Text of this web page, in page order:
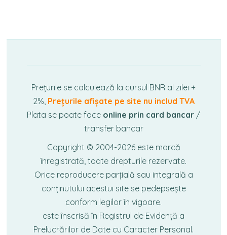
Prețurile se calculează la cursul BNR al zilei +
2%, Prețurile afișate pe site nu includ TVA
Plata se poate face online prin card bancar /
transfer bancar
Copyright © 2004-2026 este marcă
înregistrată, toate drepturile rezervate.
Orice reproducere parțială sau integrală a
conținutului acestui site se pedepsește
conform legilor în vigoare.
este înscrisă în Registrul de Evidență a
Prelucrărilor de Date cu Caracter Personal.